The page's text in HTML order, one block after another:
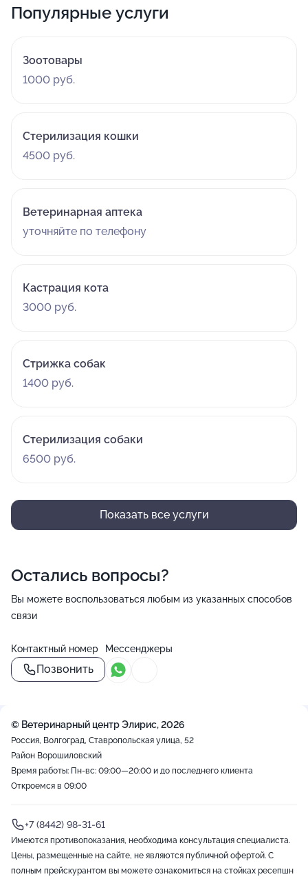
Популярные услуги
Зоотовары
1000 руб.
Стерилизация кошки
4500 руб.
Ветеринарная аптека
уточняйте по телефону
Кастрация кота
3000 руб.
Стрижка собак
1400 руб.
Стерилизация собаки
6500 руб.
Показать все услуги
Остались вопросы?
Вы можете воспользоваться любым из указанных способов
связи
Контактный номер
Позвонить
Мессенджеры
© Ветеринарный центр Элирис, 2026
Россия, Волгоград, Ставропольская улица, 52
Район Ворошиловский
Время работы: Пн-вс: 09:00—20:00 и до последнего клиента
Откроемся в 09:00
+7 (8442) 98-31-61
Имеются противопоказания, необходима консультация специалиста.
Цены, размещенные на сайте, не являются публичной офертой. С
полным прейскурантом вы можете ознакомиться на стойках ресепшн